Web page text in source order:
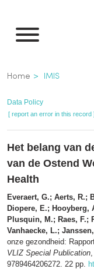
main
Breadcrumb
Home IMIS
Data Policy
[ report an error in this record
Het belang van
van de Ostend
Health
Everaert, G.; Aerts, R.;
Diopere, E.; Hooyberg,
Plusquin, M.; Raes, F.;
Vanhaecke, L.;
onze gezondheid:
VLIZ Special Publication
9789464206272. 22 pp.